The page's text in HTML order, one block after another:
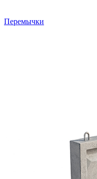
Перемычки